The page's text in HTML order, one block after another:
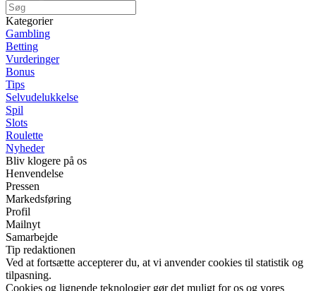
Kategorier
Gambling
Betting
Vurderinger
Bonus
Tips
Selvudelukkelse
Spil
Slots
Roulette
Nyheder
Bliv klogere på os
Henvendelse
Pressen
Markedsføring
Profil
Mailnyt
Samarbejde
Tip redaktionen
Ved at fortsætte accepterer du, at vi anvender cookies til statistik og
tilpasning.
Cookies og lignende teknologier gør det muligt for os og vores